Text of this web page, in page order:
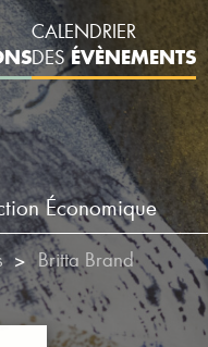
CALENDRIER
DESÉVÈNEMENTS
Économique
Britta Brand